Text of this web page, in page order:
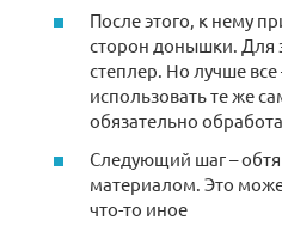
После этого, к нему
сторон донышки. Для
степлер. Но лучше
использовать те же
обязательно
Следующий шаг –
материалом. Это
что-то иное